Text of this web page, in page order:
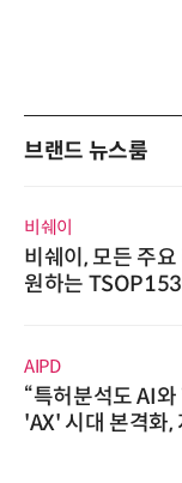
브랜드 뉴스룸
비쉐이
비쉐이, 모든 주요
원하는
AIPD
“특허분석도 AI
'AX' 시대 본격화,